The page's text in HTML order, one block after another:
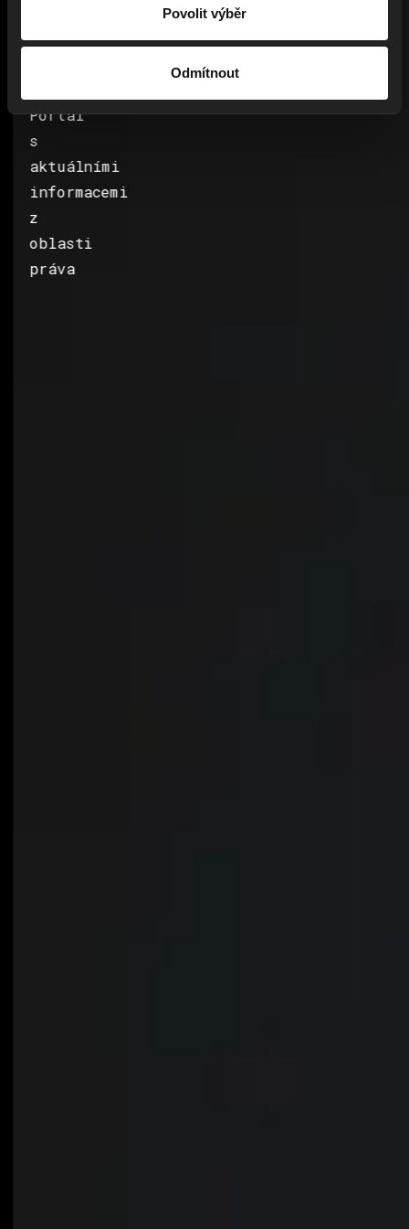
Povolit výběr
Odmítnout
Portál
s
aktuálními
informacemi
z
oblasti
práva